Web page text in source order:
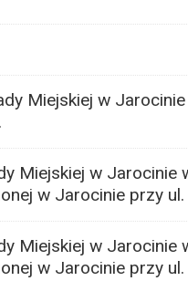
Miejskiej w
Miejskiej w
w Jarocinie przy ul.
Miejskiej w
w Jarocinie przy